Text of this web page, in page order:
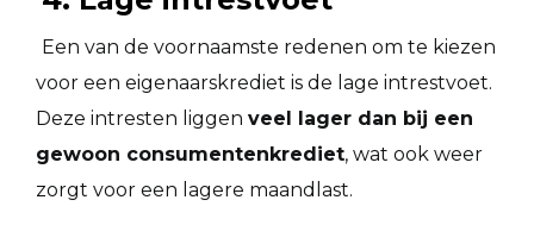
Een van de voornaamste redenen om te kiezen
voor een eigenaarskrediet is de lage intrestvoet.
Deze intresten liggen veel lager dan bij een
gewoon consumentenkrediet, wat ook weer
zorgt voor een lagere maandlast.